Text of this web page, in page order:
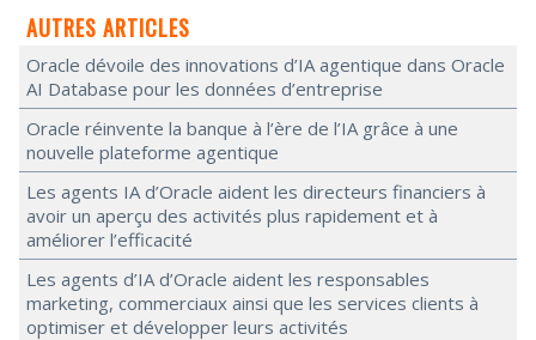
AUTRES ARTICLES
Oracle dévoile des innovations d’IA agentique dans Oracle
AI Database pour les données d’entreprise
Oracle réinvente la banque à l’ère de l’IA grâce à une
nouvelle plateforme agentique
Les agents IA d’Oracle aident les directeurs financiers à
avoir un aperçu des activités plus rapidement et à
améliorer l’efficacité
Les agents d’IA d’Oracle aident les responsables
marketing, commerciaux ainsi que les services clients à
optimiser et développer leurs activités